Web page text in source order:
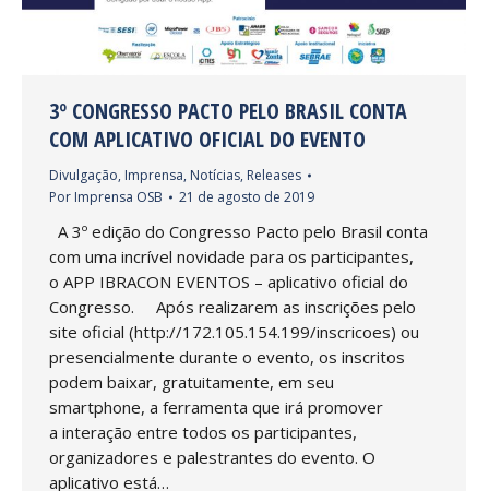
3º CONGRESSO PACTO PELO BRASIL CONTA
COM APLICATIVO OFICIAL DO EVENTO
Divulgação, Imprensa, Notícias, Releases
Por Imprensa OSB 21 de agosto de 2019
A 3º edição do Congresso Pacto pelo Brasil conta
com uma incrível novidade para os participantes,
o APP IBRACON EVENTOS – aplicativo oficial do
Congresso. Após realizarem as inscrições pelo
site oficial (http://172.105.154.199/inscricoes) ou
presencialmente durante o evento, os inscritos
podem baixar, gratuitamente, em seu
smartphone, a ferramenta que irá promover
a interação entre todos os participantes,
organizadores e palestrantes do evento. O
aplicativo está…